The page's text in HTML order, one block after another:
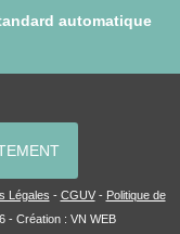
automatique
Légales - CGUV- Politique de
- Création : VN WEB